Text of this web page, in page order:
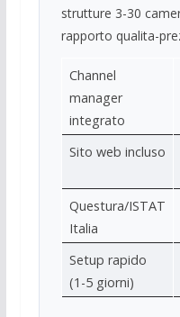
strutture 3-30
rapporto qualita-
Channel
manager
integrato
Sito web incluso
Questura/ISTAT
Italia
Setup rapido
(1-5 giorni)